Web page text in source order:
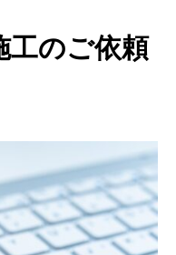
工のご依頼